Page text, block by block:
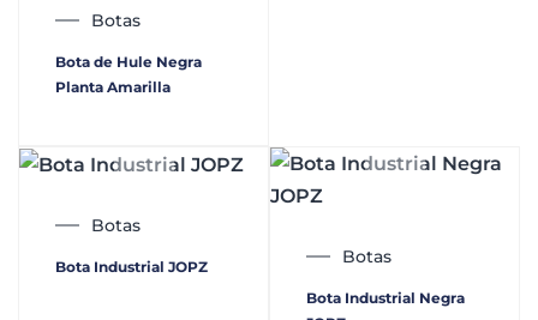
Botas
Bota de Hule Negra
Planta Amarilla
Botas
Bota Industrial JOPZ Botas
Bota Industrial Negra